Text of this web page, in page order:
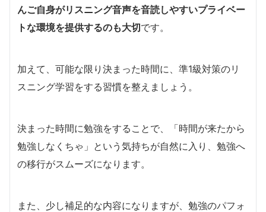
んご自身がリスニング音声を音読しやすいプライベー
トな環境を提供するのも大切です。
加えて、可能な限り決まった時間に、準1級対策のリ
スニング学習をする習慣を整えましょう。
決まった時間に勉強をすることで、「時間が来たから
勉強しなくちゃ」という気持ちが自然に入り、勉強へ
の移行がスムーズになります。
また、少し補足的な内容になりますが、勉強のパフォ